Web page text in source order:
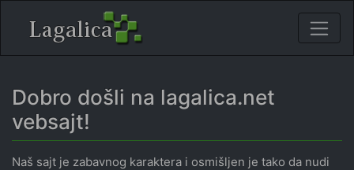
Dobro došli na lagalica.net
vebsajt!
Naš sajt je zabavnog karaktera i osmišljen je tako da nudi